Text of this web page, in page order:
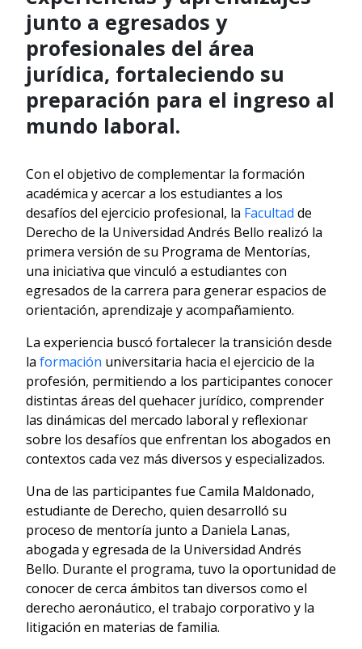
junto a egresados y
profesionales del área
jurídica, fortaleciendo su
preparación para el ingreso al
mundo laboral.
Con el objetivo de complementar la formación
académica y acercar a los estudiantes a los
desafíos del ejercicio profesional, la Facultad de
Derecho de la Universidad Andrés Bello realizó la
primera versión de su Programa de Mentorías,
una iniciativa que vinculó a estudiantes con
egresados de la carrera para generar espacios de
orientación, aprendizaje y acompañamiento.
La experiencia buscó fortalecer la transición desde
la formación universitaria hacia el ejercicio de la
profesión, permitiendo a los participantes conocer
distintas áreas del quehacer jurídico, comprender
las dinámicas del mercado laboral y reflexionar
sobre los desafíos que enfrentan los abogados en
contextos cada vez más diversos y especializados.
Una de las participantes fue Camila Maldonado,
estudiante de Derecho, quien desarrolló su
proceso de mentoría junto a Daniela Lanas,
abogada y egresada de la Universidad Andrés
Bello. Durante el programa, tuvo la oportunidad de
conocer de cerca ámbitos tan diversos como el
derecho aeronáutico, el trabajo corporativo y la
litigación en materias de familia.